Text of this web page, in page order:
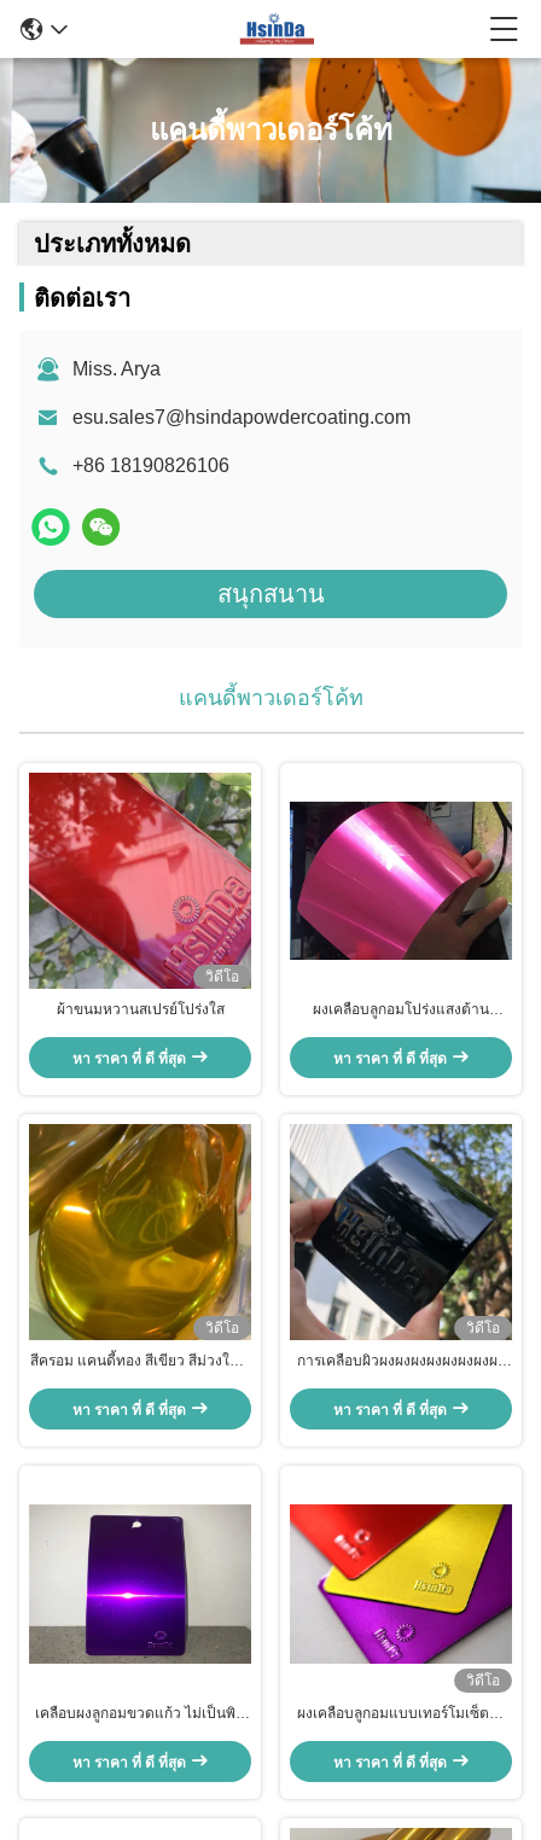
แคนดี้พาวเดอร์โค้ท
ประเภททั้งหมด
ติดต่อเรา
Miss. Arya
esu.sales7@hsindapowdercoating.com
+86 18190826106
สนุกสนาน
แคนดี้พาวเดอร์โค้ท
วิดีโอ
ผ้าขนมหวานสเปรย์โปร่งใส
หา ราคา ที่ ดี ที่สุด
ผงเคลือบลูกอมโปร่งแสงต้าน
หา ราคา ที่ ดี ที่สุด
วิดีโอ
สีครอม แคนดี้ทอง สีเขียว สีม่วงใส สี
หา ราคา ที่ ดี ที่สุด
วิดีโอ
การเคลือบผิวผงผงผงผงผงผงผงผง
หา ราคา ที่ ดี ที่สุด
เคลือบผงลูกอมขวดแก้ว ไม่เป็นพิษ
พลังงาน
หา ราคา ที่ ดี ที่สุด
วิดีโอ
ผงเคลือบลูกอมแบบเทอร์โมเซ็ตติง
กาย
หา ราคา ที่ ดี ที่สุด